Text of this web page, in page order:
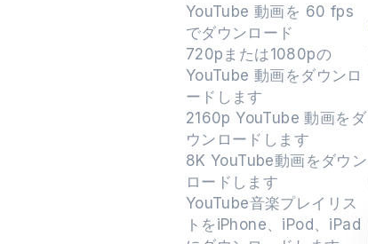
YouTube 動画を 60 fps
でダウンロード
720pまたは1080pの
YouTube 動画をダウンロ
ードします
2160p YouTube 動画をダ
ウンロードします
8K YouTube動画をダウン
ロードします
YouTube音楽プレイリス
トをiPhone、iPod、iPad